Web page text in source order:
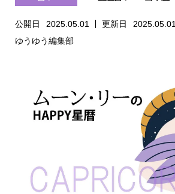
公開日 2025.05.01 更新日
2025.05.01
ゆうゆう編集部